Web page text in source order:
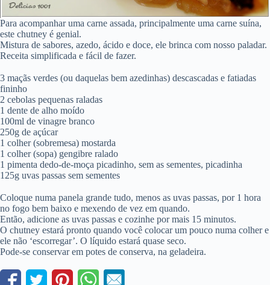
Para acompanhar uma carne assada, principalmente uma carne suína,
este chutney é genial.
Mistura de sabores, azedo, ácido e doce, ele brinca com nosso paladar.
Receita simplificada e fácil de fazer.
3 maçãs verdes (ou daquelas bem azedinhas) descascadas e fatiadas
fininho
2 cebolas pequenas raladas
1 dente de alho moído
100ml de vinagre branco
250g de açúcar
1 colher (sobremesa) mostarda
1 colher (sopa) gengibre ralado
1 pimenta dedo-de-moça picadinho, sem as sementes, picadinha
125g uvas passas sem sementes
Coloque numa panela grande tudo, menos as uvas passas, por 1 hora
no fogo bem baixo e mexendo de vez em quando.
Então, adicione as uvas passas e cozinhe por mais 15 minutos.
O chutney estará pronto quando você colocar um pouco numa colher e
ele não ‘escorregar’. O líquido estará quase seco.
Pode-se conservar em potes de conserva, na geladeira.